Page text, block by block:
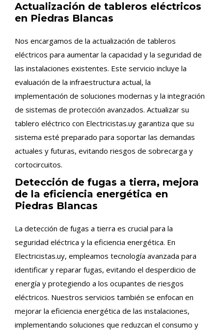
Actualización de tableros eléctricos
en Piedras Blancas
Nos encargamos de la actualización de tableros
eléctricos para aumentar la capacidad y la seguridad de
las instalaciones existentes. Este servicio incluye la
evaluación de la infraestructura actual, la
implementación de soluciones modernas y la integración
de sistemas de protección avanzados. Actualizar su
tablero eléctrico con Electricistas.uy garantiza que su
sistema esté preparado para soportar las demandas
actuales y futuras, evitando riesgos de sobrecarga y
cortocircuitos.
Detección de fugas a tierra, mejora
de la eficiencia energética en
Piedras Blancas
La detección de fugas a tierra es crucial para la
seguridad eléctrica y la eficiencia energética. En
Electricistas.uy, empleamos tecnología avanzada para
identificar y reparar fugas, evitando el desperdicio de
energía y protegiendo a los ocupantes de riesgos
eléctricos. Nuestros servicios también se enfocan en
mejorar la eficiencia energética de las instalaciones,
implementando soluciones que reduzcan el consumo y